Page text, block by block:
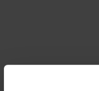
Sur:
Derecho a la Educación